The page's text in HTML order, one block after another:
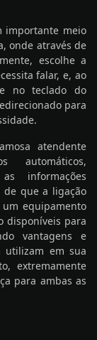
importante meio
onde através de
escolhe a
falar, e, ao
no teclado do
para
atendente
automáticos,
informações
de que a ligação
equipamento
disponíveis para
vantagens e
utilizam em sua
extremamente
para ambas as